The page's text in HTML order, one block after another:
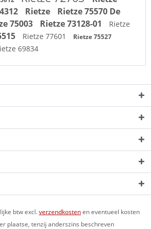
Rietze Rietze 75570 De
75003 Rietze 73128-01
Rietze
Rietze 77601 Rietze 75527
69834
btw excl.verzendkostenen eventueel kosten
plaatse, tenzij anderszins beschreven